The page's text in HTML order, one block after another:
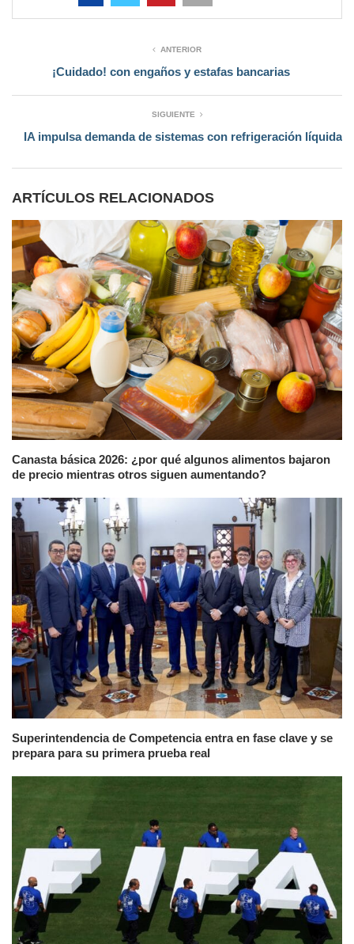
ANTERIOR
¡Cuidado! con engaños y estafas bancarias
SIGUIENTE
IA impulsa demanda de sistemas con refrigeración líquida
ARTÍCULOS RELACIONADOS
Canasta básica 2026: ¿por qué algunos alimentos bajaron
de precio mientras otros siguen aumentando?
Superintendencia de Competencia entra en fase clave y se
prepara para su primera prueba real